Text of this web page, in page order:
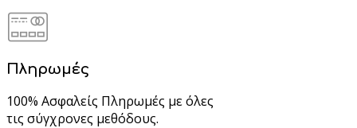
Πληρωμές
100% Ασφαλείς Πληρωμές με όλες
τις σύγχρονες μεθόδους.